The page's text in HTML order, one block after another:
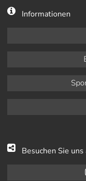
Informationen
Besuchen Sie